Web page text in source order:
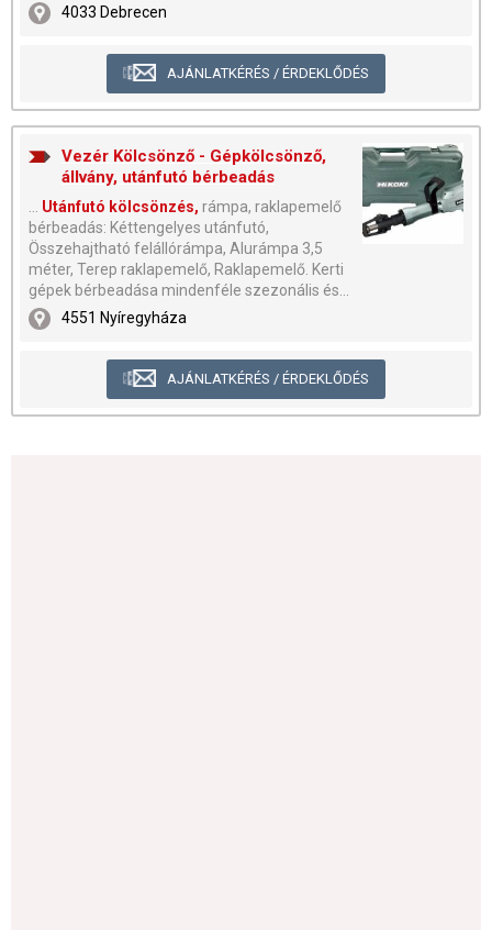
4033 Debrecen
AJÁNLATKÉRÉS / ÉRDEKLŐDÉS
Vezér Kölcsönző - Gépkölcsönző,
állvány, utánfutó bérbeadás
Utánfutó kölcsönzés, rámpa, raklapemelő
bérbeadás: Kéttengelyes utánfutó,
Összehajtható felállórámpa, Alurámpa 3,5
méter, Terep raklapemelő, Raklapemelő. Kerti
gépek bérbeadása mindenféle szezonális és...
4551 Nyíregyháza
AJÁNLATKÉRÉS / ÉRDEKLŐDÉS